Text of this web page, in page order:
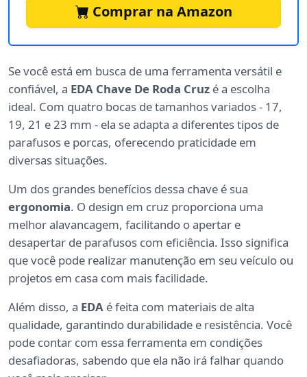
Comprar na Amazon
Se você está em busca de uma ferramenta versátil e
confiável, a EDA Chave De Roda Cruz é a escolha
ideal. Com quatro bocas de tamanhos variados - 17,
19, 21 e 23 mm - ela se adapta a diferentes tipos de
parafusos e porcas, oferecendo praticidade em
diversas situações.
Um dos grandes benefícios dessa chave é sua
ergonomia. O design em cruz proporciona uma
melhor alavancagem, facilitando o apertar e
desapertar de parafusos com eficiência. Isso significa
que você pode realizar manutenção em seu veículo ou
projetos em casa com mais facilidade.
Além disso, a EDA é feita com materiais de alta
qualidade, garantindo durabilidade e resistência. Você
pode contar com essa ferramenta em condições
desafiadoras, sabendo que ela não irá falhar quando